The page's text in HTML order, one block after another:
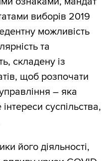
виборів 2019
можливість
та
складену із
щоб розпочати
– яка
суспільства,
його діяльності,